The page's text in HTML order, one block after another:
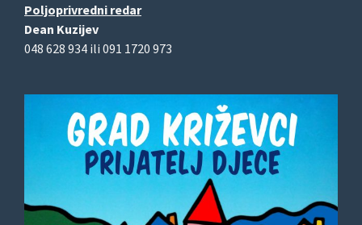
Poljoprivredni redar
Dean Kuzijev
048 628 934 ili 091 1720 973